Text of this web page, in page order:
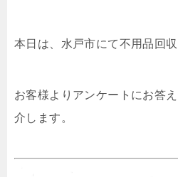
本日は、水戸市にて不用品回
お客様よりアンケートにお答
介します。